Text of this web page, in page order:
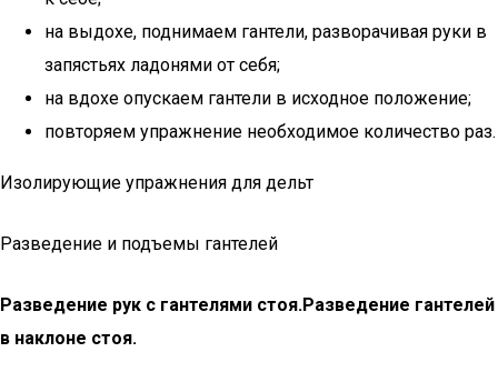
на выдохе, поднимаем гантели, разворачивая руки в
запястьях ладонями от себя;
на вдохе опускаем гантели в исходное положение;
повторяем упражнение необходимое количество раз.
Изолирующие упражнения для дельт
Разведение и подъемы гантелей
Разведение рук с гантелями стоя.Разведение гантелей
в наклоне стоя.